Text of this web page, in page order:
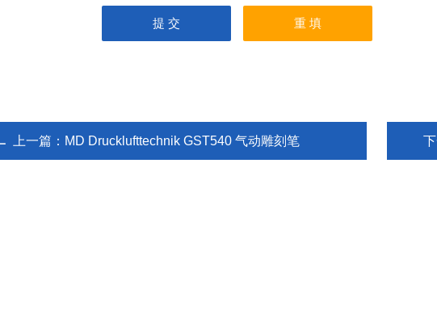
上一篇： MD Drucklufttechnik GST540 气动雕刻笔